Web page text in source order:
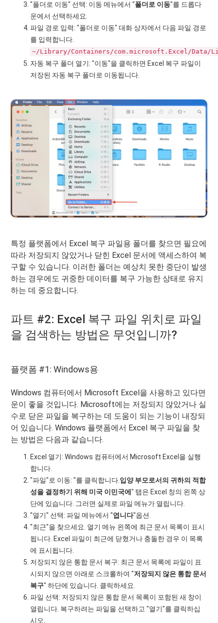
"폴더로 이동" 선택: 이동 메뉴에서 "폴더로 이동"를 드롭다
운에서 선택하세요.
파일 경로 입력: "폴더로 이동" 대화 상자에서 다음 파일 경로
를 입력합니다.
~/Library/Containers/com.microsoft.Excel/Data/
자동 복구 폴더 열기: "이동"을 클릭하면 Excel 복구 파일이
저장된 자동 복구 폴더로 이동됩니다.
특정 플랫폼에서 Excel 복구 파일용 폴더를 찾으면 필요에
따라 저장되지 않았거나 닫힌 Excel 문서에 액세스하여 복
구할 수 있습니다. 이러한 폴더는 예상치 못한 중단이 발생
하는 경우에도 귀중한 데이터를 복구 가능한 상태로 유지
하는 데 중요합니다.
파트 #2: Excel 복구 파일 위치로 파일
을 검색하는 방법은 무엇입니까?
플랫폼 #1: Windows용
Windows 컴퓨터에서 Microsoft Excel을 사용하고 있다면
운이 좋을 것입니다. Microsoft에는 저장되지 않았거나 실
수로 닫은 파일을 복구하는 데 도움이 되는 기능이 내장되
어 있습니다. Windows 플랫폼에서 Excel 복구 파일을 찾
는 방법은 다음과 같습니다.
Excel 열기: Windows 컴퓨터에서 Microsoft Excel을 실행
합니다.
"파일"로 이동: "를 클릭합니다. 입양 부모로서의 귀하의 적합
성을 결정하기 위해 미국 이민국에" 탭은 Excel 창의 왼쪽 상
단에 있습니다. 그러면 실제로 파일 메뉴가 열립니다.
"열기" 선택: 파일 메뉴에서 "엽니다"옵션.
"최근"을 찾으세요. 열기 메뉴 왼쪽에 최근 문서 목록이 표시
됩니다. Excel 파일이 최근에 닫혔거나 충돌한 경우 이 목록
에 표시됩니다.
저장되지 않은 통합 문서 복구: 최근 문서 목록에 파일이 표
시되지 않으면 아래로 스크롤하여 "저장되지 않은 통합 문서
복구" 하단에 있습니다. 클릭하세요.
파일 선택: 저장되지 않은 통합 문서 목록이 포함된 새 창이
열립니다. 복구하려는 파일을 선택하고 "열기"를 클릭하십
시오.